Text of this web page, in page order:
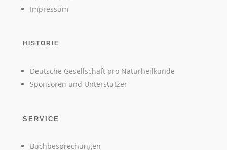
Impressum
HISTORIE
Deutsche Gesellschaft pro Naturheilkunde
Sponsoren und Unterstützer
SERVICE
Buchbesprechungen